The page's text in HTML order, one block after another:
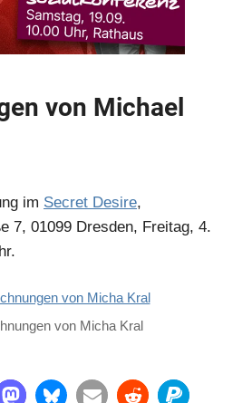
Anzeige
von Michael
im Secret Desire,
7, 01099 Dresden, Freitag, 4.
von Micha Kral